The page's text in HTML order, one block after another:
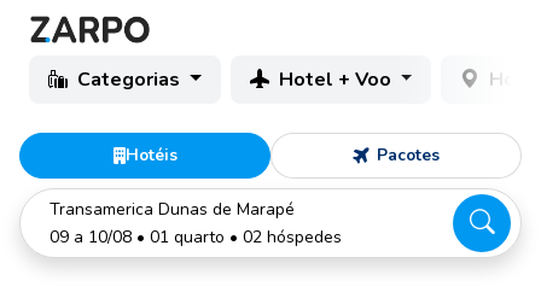
Categorias Hotel + Voo
Hotéis Pacotes
Transamerica Dunas de Marapé
09 a 10/08 • 01 quarto • 02 hóspedes